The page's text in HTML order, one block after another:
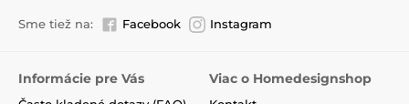
Sme tiež na: Facebook Instagram
Informácie pre Vás Viac o Homedesignshop